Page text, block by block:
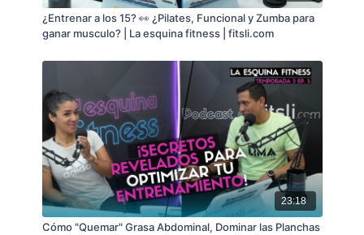
¿Entrenar a los 15? 👀 ¿Pilates, Funcional y Zumba para
ganar musculo? | La esquina fitness | fitsli.com
23:18
Cómo "Quemar" Grasa Abdominal, Dominar las Planchas